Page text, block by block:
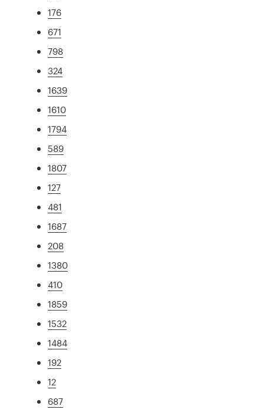
176
671
798
324
1639
1610
1794
589
1807
127
481
1687
208
1380
410
1859
1532
1484
192
12
687